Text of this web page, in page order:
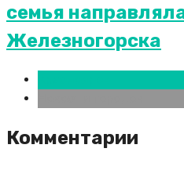
семья
Железногорска
Комментарии